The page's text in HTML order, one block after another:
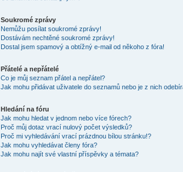
Soukromé zprávy
Nemůžu posílat soukromé zprávy!
Dostávám nechtěné soukromé zprávy!
Dostal jsem spamový a obtížný e-mail od někoho z fóra!
Přátelé a nepřátelé
Co je můj seznam přátel a nepřátel?
Jak mohu přidávat uživatele do seznamů nebo je z nich
Hledání na fóru
Jak mohu hledat v jednom nebo více fórech?
Proč můj dotaz vrací nulový počet výsledků?
Proč mi vyhledávání vrací prázdnou bílou stránku!?
Jak mohu vyhledávat členy fóra?
Jak mohu najít své vlastní příspěvky a témata?